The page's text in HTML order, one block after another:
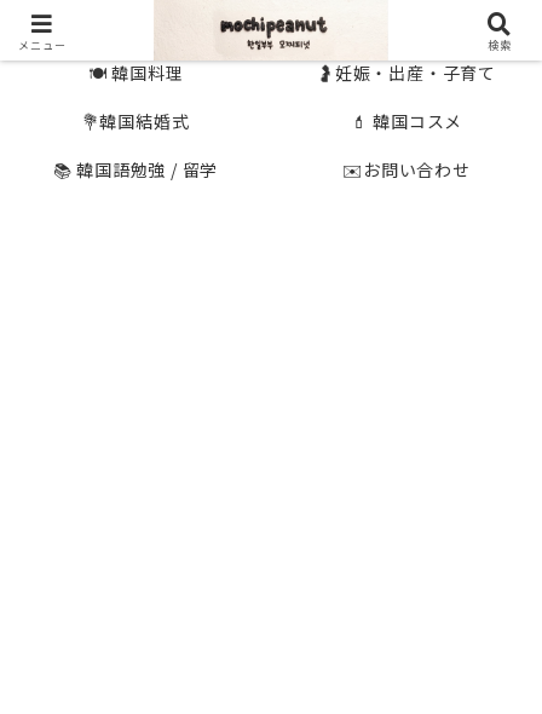
🍽 韓国料理
🤰妊娠・出産・子育て
💐韓国結婚式
💄 韓国コスメ
📚 韓国語勉強 / 留学
✉️お問い合わせ
メニュー 検索